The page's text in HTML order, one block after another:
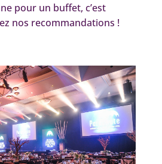
pour un buffet, c’est
nos recommandations !